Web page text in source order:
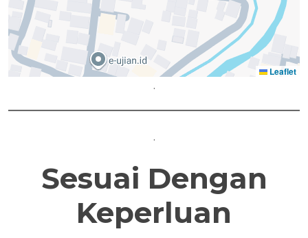
Leaflet
.
.
Sesuai Dengan
Keperluan